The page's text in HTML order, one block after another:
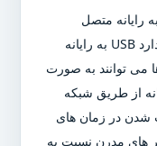
رایانه متصل
شود.بیشتر پرینتر های مدرن با یه کابل استاندارد USB به رایانه
می توانند به صورت
از طریق شبکه
شدن در زمان های
های مدرن نسبت به